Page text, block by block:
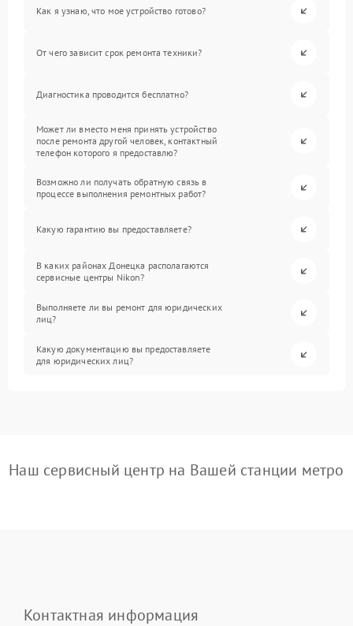
Как я узнаю, что мое устройство готово?
От чего зависит срок ремонта техники?
Диагностика проводится бесплатно?
Может ли вместо меня принять устройство
после ремонта другой человек, контактный
телефон которого я предоставлю?
Возможно ли получать обратную связь в
процессе выполнения ремонтных работ?
Какую гарантию вы предоставляете?
В каких районах Донецка располагаются
сервисные центры Nikon?
Выполняете ли вы ремонт для юридических
лиц?
Какую документацию вы предоставляете
для юридических лиц?
Наш сервисный центр на Вашей станции метро
Контактная информация